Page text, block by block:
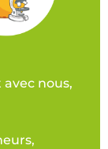
avec nous,